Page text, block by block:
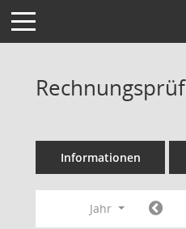
Toggle navigation
Informationen
Jahr